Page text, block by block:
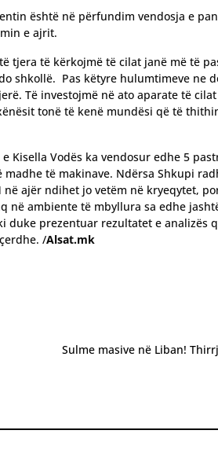
është në përfundim vendosja e
e ajrit.
tjera të kërkojmë të cilat janë më të
shkollë. Pas këtyre hulumtimeve ne
Të investojmë në ato aparate të
tonë të kenë mundësi që të
Kisella Vodës ka vendosur edhe 5
të makinave. Ndërsa Shkupi
ajër ndihet jo vetëm në kryeqytet,
në ambiente të mbyllura sa edhe
duke prezentuar rezultatet e analizës
/Alsat.mk
Sulme masive në Liban!